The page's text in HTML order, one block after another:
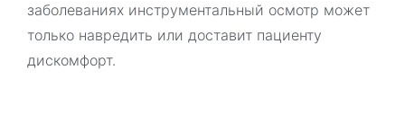
заболеваниях инструментальный осмотр может
только навредить или доставит пациенту
дискомфорт.